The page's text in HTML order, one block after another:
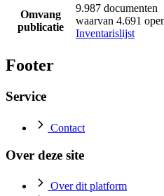
Omvang
publicatie
9.987 documenten
waarvan 4.691
Inventarislijst
Footer
Service
Contact
Over deze site
Over dit platform